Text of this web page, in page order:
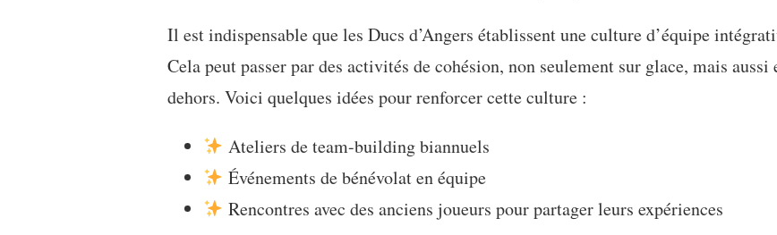
Il est indispensable que les Ducs d’Angers établissent une culture d’équipe
Cela peut passer par des activités de cohésion, non seulement sur glace, mais aussi
dehors. Voici quelques idées pour renforcer cette culture :
Ateliers de team-building biannuels
Événements de bénévolat en équipe
Rencontres avec des anciens joueurs pour partager leurs expériences